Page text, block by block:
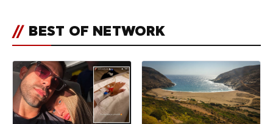
// BEST OF NETWORK